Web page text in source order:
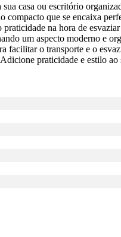
casa ou escritório
que se encaixa
na hora de
um aspecto moderno e
facilitar o transporte e o
praticidade e estilo